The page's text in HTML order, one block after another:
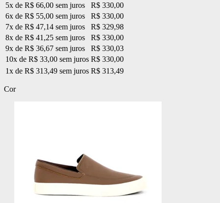
5x de R$ 66,00 sem juros
R$ 330,00
6x de R$ 55,00 sem juros
R$ 330,00
7x de R$ 47,14 sem juros
R$ 329,98
8x de R$ 41,25 sem juros
R$ 330,00
9x de R$ 36,67 sem juros
R$ 330,03
10x de R$ 33,00 sem juros R$ 330,00
1x de R$ 313,49 sem juros R$ 313,49
Cor